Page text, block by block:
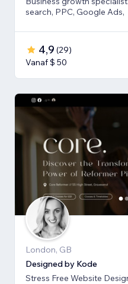
search, PPC, Google Ads,
4,9 (29)
Vanaf $ 50
London, GB
Designed by Kode
Stress Free Website